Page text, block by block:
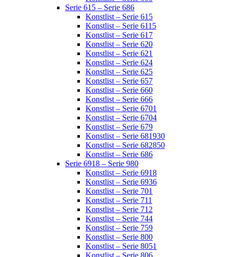
Serie 615 – Serie 686
Konstlist – Serie 615
Konstlist – Serie 6115
Konstlist – Serie 617
Konstlist – Serie 620
Konstlist – Serie 621
Konstlist – Serie 624
Konstlist – Serie 625
Konstlist – Serie 657
Konstlist – Serie 660
Konstlist – Serie 666
Konstlist – Serie 6701
Konstlist – Serie 6704
Konstlist – Serie 679
Konstlist – Serie 681930
Konstlist – Serie 682850
Konstlist – Serie 686
Serie 6918 – Serie 980
Konstlist – Serie 6918
Konstlist – Serie 6936
Konstlist – Serie 701
Konstlist – Serie 711
Konstlist – Serie 712
Konstlist – Serie 744
Konstlist – Serie 759
Konstlist – Serie 800
Konstlist – Serie 8051
Konstlist – Serie 806